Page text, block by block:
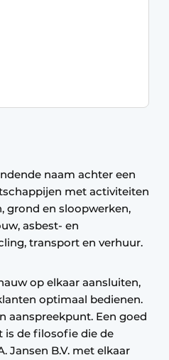
naam achter een
met activiteiten
grond en sloopwerken,
asbest- en
transport en verhuur.
op elkaar aansluiten,
optimaal bedienen.
aanspreekpunt. Een goed
is de filosofie die de
Jansen B.V. met elkaar